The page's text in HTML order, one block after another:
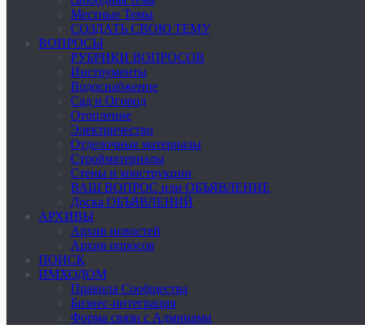
Местные Темы
СОЗДАТЬ СВОЮ ТЕМУ
ВОПРОСЫ
РУБРИКИ ВОПРОСОВ
Инструменты
Водоснабжение
Сад и Огород
Отопление
Электричество
Отделочные материалы
Стройматериалы
Стены и конструкции
ВАШ ВОПРОС или ОБЪЯВЛЕНИЕ
Доска ОБЪЯВЛЕНИЙ
АРХИВЫ
Архив новостей
Архив опросов
ПОИСК
ИМХОДОМ
Правила Сообщества
Бизнес-интеграция
Форма связи с Админами